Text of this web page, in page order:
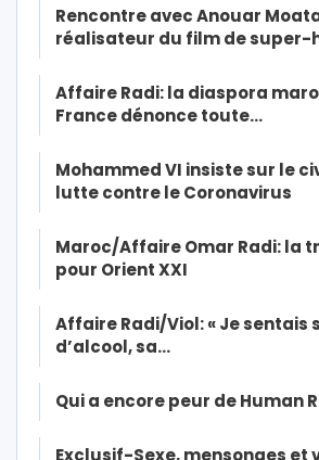
Rencontre avec Anouar
réalisateur du film de super-
Affaire Radi: la diaspora
France dénonce toute…
Mohammed VI insiste sur le
lutte contre le Coronavirus
Maroc/Affaire Omar Radi: la
pour Orient XXI
Affaire Radi/Viol: « Je sentais
d’alcool, sa…
Qui a encore peur de Human
Exclusif-Sexe, mensonges et